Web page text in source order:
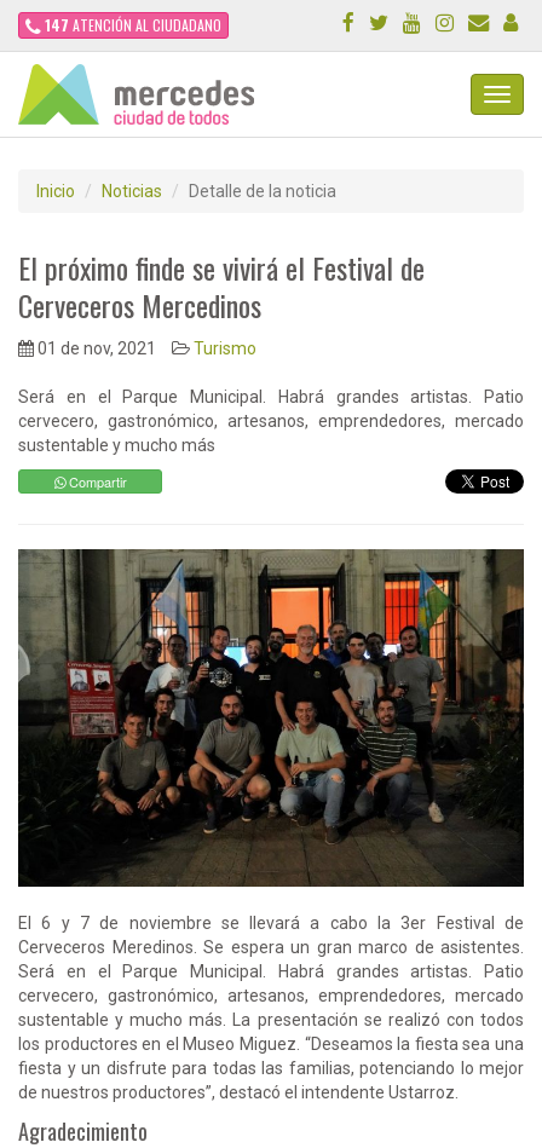
147 ATENCIÓN AL CIUDADANO
Inicio Noticias Detalle de la noticia
El próximo finde se vivirá el Festival de
Cerveceros Mercedinos
01 de nov, 2021 Turismo
Será en el Parque Municipal. Habrá grandes artistas. Patio
cervecero, gastronómico, artesanos, emprendedores, mercado
sustentable y mucho más
Compartir
El 6 y 7 de noviembre se llevará a cabo la 3er Festival de
Cerveceros Meredinos. Se espera un gran marco de asistentes.
Será en el Parque Municipal. Habrá grandes artistas. Patio
cervecero, gastronómico, artesanos, emprendedores, mercado
sustentable y mucho más. La presentación se realizó con todos
los productores en el Museo Miguez. “Deseamos la fiesta sea una
fiesta y un disfrute para todas las familias, potenciando lo mejor
de nuestros productores”, destacó el intendente Ustarroz.
Agradecimiento